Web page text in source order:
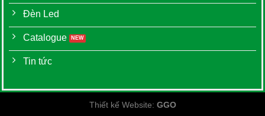
Đèn Led
Catalogue
Tin tức
Thiết kế Website: GGO